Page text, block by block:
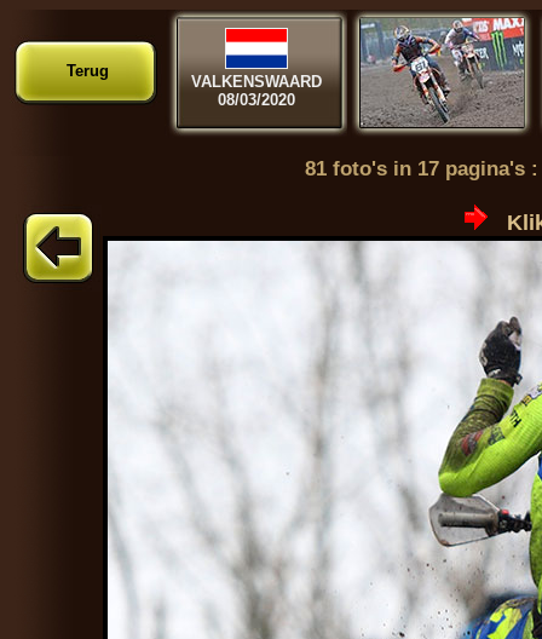
Terug
VALKENSWAARD
08/03/2020
81 foto's in 17 pagina's